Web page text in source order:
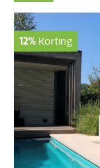
12% Korting